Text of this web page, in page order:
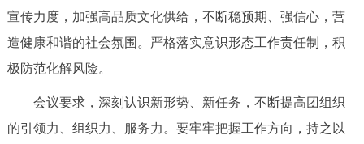
宣传力度，加强高品质文化供给，不断稳预期、强信心，营
造健康和谐的社会氛围。严格落实意识形态工作责任制，积
极防范化解风险。
会议要求，深刻认识新形势、新任务，不断提高团组织
的引领力、组织力、服务力。要牢牢把握工作方向，持之以